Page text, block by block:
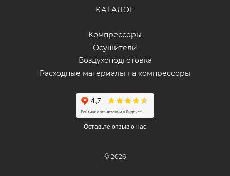
КАТАЛОГ
Компрессоры
Осушители
Воздухоподготовка
Расходные материалы на компрессоры
Оставьте отзыв о нас
© 2026